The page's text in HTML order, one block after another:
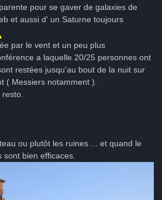
pour se gaver de galaxies de
et aussi d' un Saturne toujours
par le vent et un peu plus
a laquelle 20/25 personnes ont
restées jusqu'au bout de la nuit sur
( Messiers notamment ).
ou plutôt les ruines ... et quand le
bien efficaces.